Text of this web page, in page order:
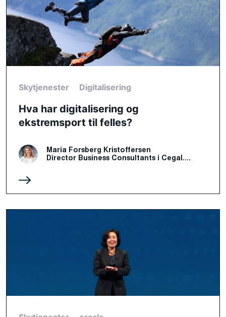
Skytjenester Digitalisering
Hva har digitalisering og
ekstremsport til felles?
Maria Forsberg Kristoffersen
Director Business Consultants i Cegal....